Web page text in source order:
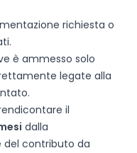
richiesta o
è ammesso solo
legate alla
il
dalla
del contributo da